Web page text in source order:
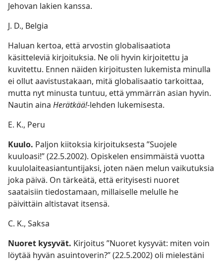
Jehovan lakien kanssa.
J. D., Belgia
Haluan kertoa, että arvostin globalisaatiota
käsitteleviä kirjoituksia. Ne oli hyvin kirjoitettu ja
kuvitettu. Ennen näiden kirjoitusten lukemista minulla
ei ollut aavistustakaan, mitä globalisaatio tarkoittaa,
mutta nyt minusta tuntuu, että ymmärrän asian hyvin.
Nautin aina Herätkää!-lehden lukemisesta.
E. K., Peru
Kuulo. Paljon kiitoksia kirjoituksesta ”Suojele
kuuloasi!” (22.5.2002). Opiskelen ensimmäistä vuotta
kuulolaiteasiantuntijaksi, joten näen melun vaikutuksia
joka päivä. On tärkeätä, että erityisesti nuoret
saataisiin tiedostamaan, millaiselle melulle he
päivittäin altistavat itsensä.
C. K., Saksa
Nuoret kysyvät. Kirjoitus ”Nuoret kysyvät: miten voin
löytää hyvän asuintoverin?” (22.5.2002) oli mielestäni